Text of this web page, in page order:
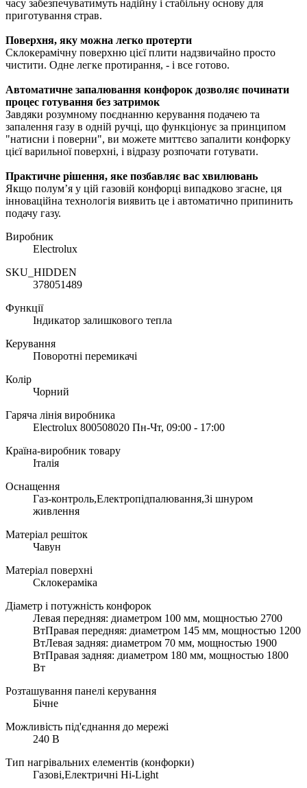
часу забезпечуватимуть надійну і стабільну основу для
приготування страв.
Поверхня, яку можна легко протерти
Склокерамічну поверхню цієї плити надзвичайно просто
чистити. Одне легке протирання, - і все готово.
Автоматичне запалювання конфорок дозволяє починати
процес готування без затримок
Завдяки розумному поєднанню керування подачею та
запалення газу в одній ручці, що функціонує за принципом
"натисни і поверни", ви можете миттєво запалити конфорку
цієї варильної поверхні, і відразу розпочати готувати.
Практичне рішення, яке позбавляє вас хвилювань
Якщо полум’я у цій газовій конфорці випадково згасне, ця
інноваційна технологія виявить це і автоматично припинить
подачу газу.
Виробник
Electrolux
SKU_HIDDEN
378051489
Функції
Індикатор залишкового тепла
Керування
Поворотні перемикачі
Колір
Чорний
Гаряча лінія виробника
Electrolux 800508020 Пн-Чт, 09:00 - 17:00
Країна-виробник товару
Італія
Оснащення
Газ-контроль,Електропідпалювання,Зі шнуром
живлення
Матеріал решіток
Чавун
Матеріал поверхні
Склокераміка
Діаметр і потужність конфорок
Левая передняя: диаметром 100 мм, мощностью 2700
ВтПравая передняя: диаметром 145 мм, мощностью 1200
ВтЛевая задняя: диаметром 70 мм, мощностью 1900
ВтПравая задняя: диаметром 180 мм, мощностью 1800
Вт
Розташування панелі керування
Бічне
Можливість під'єднання до мережі
240 В
Тип нагрівальних елементів (конфорки)
Газові,Електричні Hi-Light